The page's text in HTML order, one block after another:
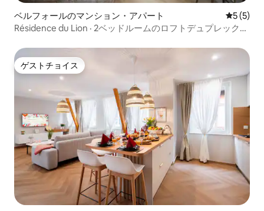
ベルフォールのマンション・アパート レビュー
5 (5)
Résidence du Lion · 2ベッドルームのロフトデュプレック
ゲストチョイス
ゲストチョイス